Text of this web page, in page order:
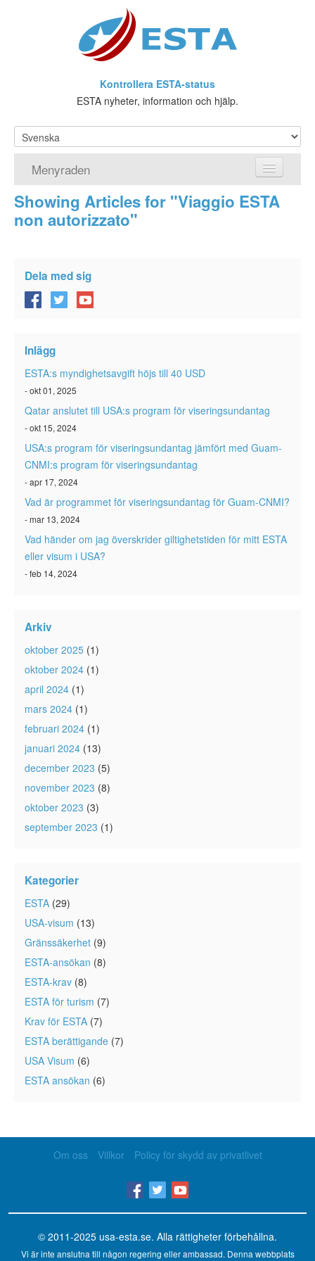
Kontrollera ESTA-status
ESTA nyheter, information och hjälp.
Menyraden
Hemsida
Viseringsundantag
ESTA Artiklar
Kontakta
Showing Articles for "Viaggio ESTA
non autorizzato"
Dela med sig
Inlägg
ESTA:s myndighetsavgift höjs till 40 USD
- okt 01, 2025
Qatar anslutet till USA:s program för viseringsundantag
- okt 15, 2024
USA:s program för viseringsundantag jämfört med Guam-
CNMI:s program för viseringsundantag
- apr 17, 2024
Vad är programmet för viseringsundantag för Guam-CNMI?
- mar 13, 2024
Vad händer om jag överskrider giltighetstiden för mitt ESTA
eller visum i USA?
- feb 14, 2024
Arkiv
oktober 2025 (1)
oktober 2024 (1)
april 2024 (1)
mars 2024 (1)
februari 2024 (1)
januari 2024 (13)
december 2023 (5)
november 2023 (8)
oktober 2023 (3)
september 2023 (1)
Kategorier
ESTA (29)
USA-visum (13)
Gränssäkerhet (9)
ESTA-ansökan (8)
ESTA-krav (8)
ESTA för turism (7)
Krav för ESTA (7)
ESTA berättigande (7)
USA Visum (6)
ESTA ansökan (6)
Om oss Villkor Policy för skydd av privatlivet
© 2011-2025 usa-esta.se. Alla rättigheter förbehållna.
Vi är inte anslutna till någon regering eller ambassad. Denna webbplats